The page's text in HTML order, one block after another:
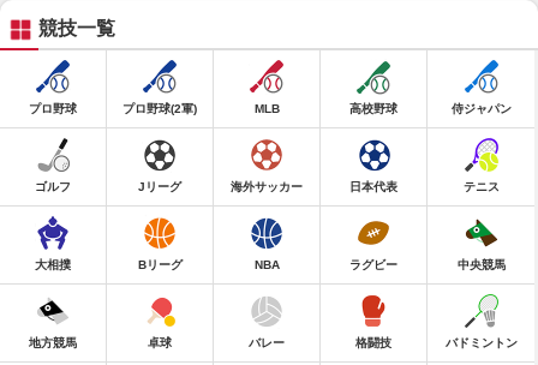
競技一覧
プロ野球 プロ野球(2軍) MLB 高校野球 侍ジャパン
ゴルフ Jリーグ 海外サッカー 日本代表 テニス
大相撲 Bリーグ NBA ラグビー 中央競馬
地方競馬 卓球 バレー 格闘技 バドミントン